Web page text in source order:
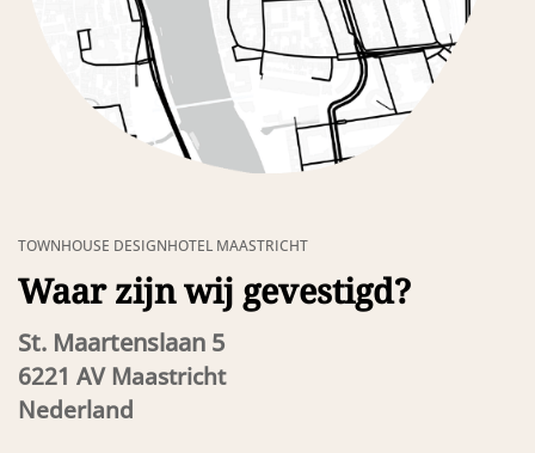
TOWNHOUSE DESIGNHOTEL MAASTRICHT
Waar zijn wij gevestigd?
St. Maartenslaan 5
6221 AV Maastricht
Nederland